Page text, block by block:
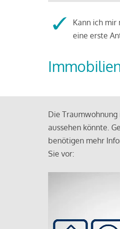
Kann ich mir
eine erste
Die
aussehen könnte.
benötigen mehr
Sie vor: